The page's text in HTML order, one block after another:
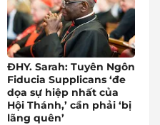
ĐHY. Sarah: Tuyên Ngôn
Fiducia Supplicans ‘đe
dọa sự hiệp nhất của
Hội Thánh,’ cần phải ‘bị
lãng quên’